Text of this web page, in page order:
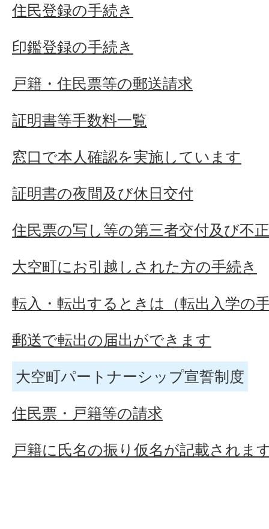
住民登録の手続き
印鑑登録の手続き
戸籍・住民票等の郵送請求
証明書等手数料一覧
窓口で本人確認を実施しています
証明書の夜間及び休日交付
住民票の写し等の第三者交付及び不
大空町にお引越しされた方の手続き
転入・転出するときは（転出入学の
郵送で転出の届出ができます
大空町パートナーシップ宣誓制度
住民票・戸籍等の請求
戸籍に氏名の振り仮名が記載されま